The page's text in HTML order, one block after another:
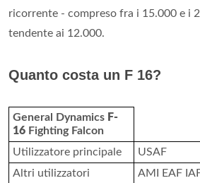
ricorrente - compreso fra i 15.000 e i
tendente ai 12.000.
Quanto costa un F 16?
General Dynamics F-
16 Fighting Falcon
Utilizzatore principale
USAF
Altri utilizzatori
AMI EAF